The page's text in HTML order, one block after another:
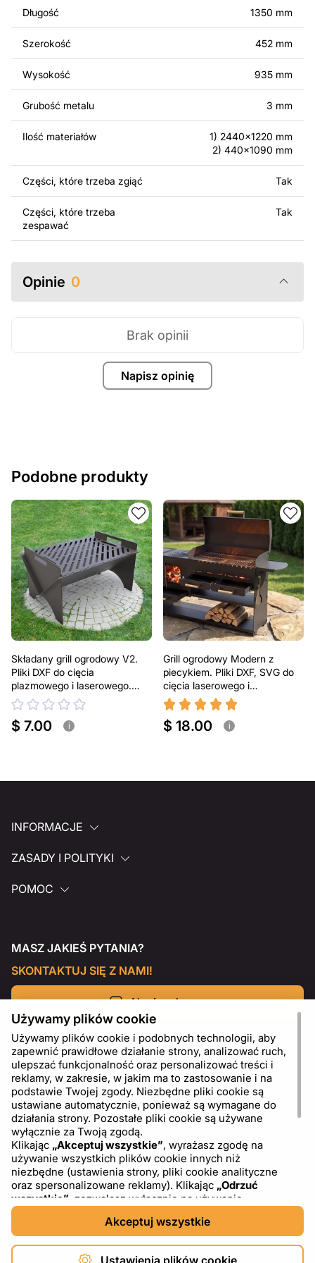
wykonanych na podstawie tych projektów. Należy
jednak pamiętać, że odsprzedaż lub udostępnianie
oryginalnych bądź zmodyfikowanych plików jest
surowo zabronione.
Za dodatkową opłatą możemy dostosować projekt
poprzez dodanie tekstu, obrazów lub logo Twojej firmy
potrzeb. Jeśli potrzebujesz indywidualnego projektu
metalowego produktu, skontaktuj się z nami.
Jeśli masz jakiekolwiek pytania lub potrzebujesz
pomocy, skontaktuj się z nami w dowolnym momencie –
zawsze chętnie pomożemy.
Długość 1350 mm
Szerokość 452 mm
Wysokość 935 mm
Grubość metalu 3 mm
Ilość materiałów
1) 2440x1220 mm
2) 440x1090 mm
Części, które trzeba zgiąć Tak
Części, które trzeba
zespawać
Tak
Opinie 0
Napisz opinię
Brak opinii
Podobne produkty
Składany grill ogrodowy V2.
Pliki DXF do cięcia
plazmowego i laserowego.
Przenośny grill BBQ
$ 7.00 i
Grill ogrodowy Modern z
piecykiem. Pliki DXF, SVG do
cięcia laserowego i
plazmowego
$ 18.00 i
INFORMACJE
ZASADY I POLITYKI
POMOC
MASZ JAKIEŚ PYTANIA?
SKONTAKTUJ SIĘ Z NAMI!
Napisz do nas
PL USD - US Dollar ($)
Używamy plików cookie
Używamy plików cookie i podobnych technologii, aby
zapewnić prawidłowe działanie strony, analizować ruch,
ulepszać funkcjonalność oraz personalizować treści i
reklamy, w zakresie, w jakim ma to zastosowanie i na
podstawie Twojej zgody. Niezbędne pliki cookie są
ustawiane automatycznie, ponieważ są wymagane do
działania strony. Pozostałe pliki cookie są używane
wyłącznie za Twoją zgodą.
Klikając „Akceptuj wszystkie”, wyrażasz zgodę na
używanie wszystkich plików cookie innych niż
niezbędne (ustawienia strony, pliki cookie analityczne
oraz spersonalizowane reklamy). Klikając „Odrzuć
wszystkie” , zezwalasz wyłącznie na używanie
niezbędnych plików cookie. Klikając
, możesz wybrać, które kategorie plików cookie
chcesz zaakceptować lub zablokować. Możesz w
dowolnym momencie zmienić lub wycofać swoją zgodę,
Akceptuj wszystkie
Ustawienia plików cookie